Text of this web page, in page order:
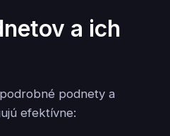
a ich
podnety a
efektívne: